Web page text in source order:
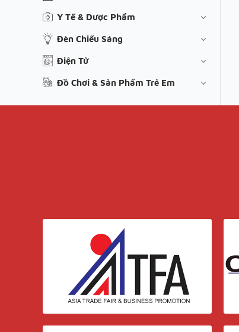
Y Tế & Dược Phẩm
Đèn Chiếu Sáng
Điện Tử
Đồ Chơi & Sản Phẩm Trẻ Em